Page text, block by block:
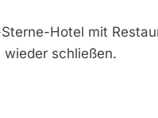
Hotel mit
wieder schließen.